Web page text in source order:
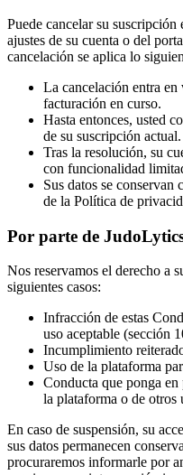
Puede cancelar su
ajustes de su cuenta o del
cancelación se aplica lo
La cancelación entra
facturación en curso.
Hasta entonces, usted
de su suscripción actual.
Tras la resolución, su
con funcionalidad
Sus datos se conservan
de la Política de
Por parte de
Nos reservamos el derecho a
siguientes casos:
Infracción de estas
uso aceptable (sección
Incumplimiento
Uso de la plataforma
Conducta que ponga
la plataforma o de otros
En caso de suspensión, su
sus datos permanecen
procuraremos informarle por